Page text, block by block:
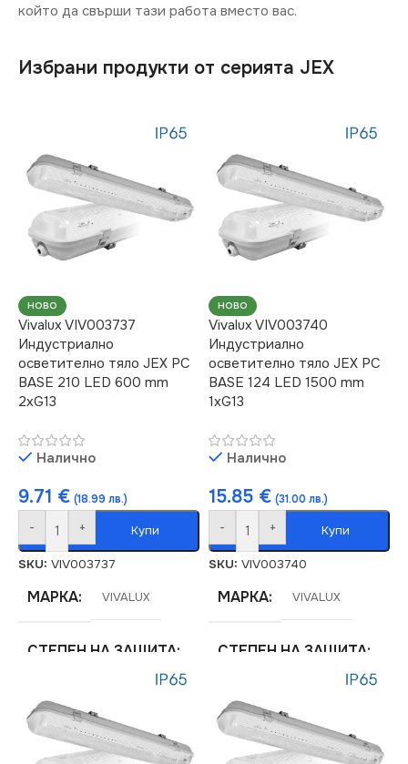
който да свърши тази работа вместо вас.
Избрани продукти от серията JEX
НОВО
Vivalux VIV003737
Индустриално
осветително тяло JEX PC
BASE 210 LED 600 mm
2хG13
Налично
9.71 € (18.99 лв.)
- + Купи
SKU: VIV003737
МАРКА VIVALUX
СТЕПЕН НА ЗАЩИТА
IP65
СЕРИЯ JEX
НОВО
Vivalux VIV003740
Индустриално
осветително тяло JEX PC
BASE 124 LED 1500 mm
1хG13
Налично
15.85 € (31.00 лв.)
- + Купи
SKU: VIV003740
МАРКА VIVALUX
СТЕПЕН НА ЗАЩИТА
IP65
СЕРИЯ JEX